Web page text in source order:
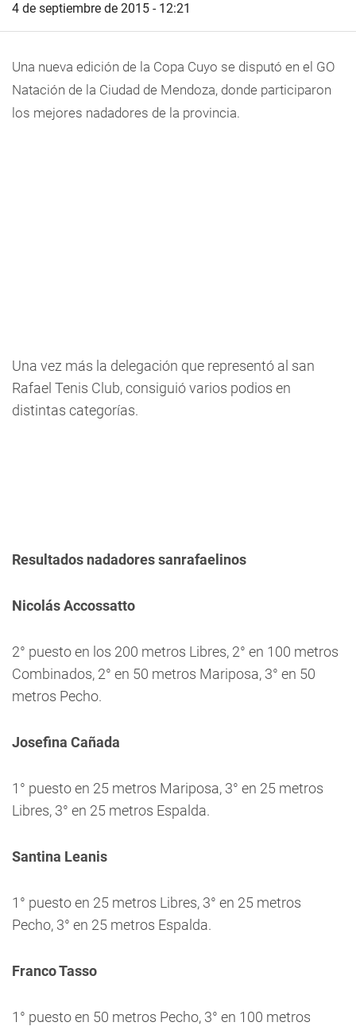
4 de septiembre de 2015 - 12:21
Una nueva edición de la Copa Cuyo se disputó en el GO
Natación de la Ciudad de Mendoza, donde participaron
los mejores nadadores de la provincia.
Una vez más la delegación que representó al san
Rafael Tenis Club, consiguió varios podios en
distintas categorías.
Resultados nadadores sanrafaelinos
Nicolás Accossatto
2° puesto en los 200 metros Libres, 2° en 100 metros
Combinados, 2° en 50 metros Mariposa, 3° en 50
metros Pecho.
Josefina Cañada
1° puesto en 25 metros Mariposa, 3° en 25 metros
Libres, 3° en 25 metros Espalda.
Santina Leanis
1° puesto en 25 metros Libres, 3° en 25 metros
Pecho, 3° en 25 metros Espalda.
Franco Tasso
1° puesto en 50 metros Pecho, 3° en 100 metros